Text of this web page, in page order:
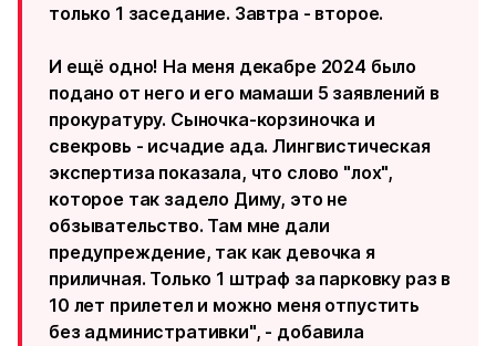
только 1 заседание. Завтра - второе.
И ещё одно! На меня декабре 2024 было
подано от него и его мамаши 5 заявлений в
прокуратуру. Сыночка-корзиночка и
свекровь - исчадие ада. Лингвистическая
экспертиза показала, что слово "лох",
которое так задело Диму, это не
обзывательство. Там мне дали
предупреждение, так как девочка я
приличная. Только 1 штраф за парковку раз в
10 лет прилетел и можно меня отпустить
без административки", - добавила